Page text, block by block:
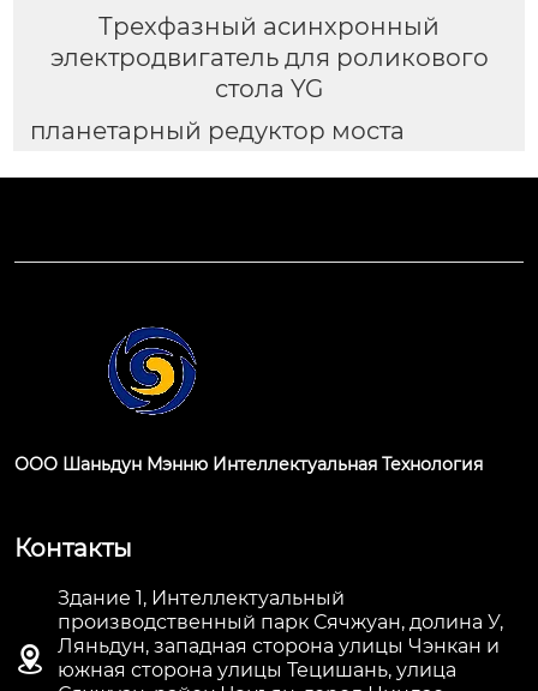
Трехфазный асинхронный
электродвигатель для роликового
стола YG
планетарный редуктор моста
ООО Шаньдун Мэнню Интеллектуальная Технология
Контакты

Здание 1, Интеллектуальный
производственный парк Сячжуан, долина У,
Ляньдун, западная сторона улицы Чэнкан и
южная сторона улицы Тецишань, улица